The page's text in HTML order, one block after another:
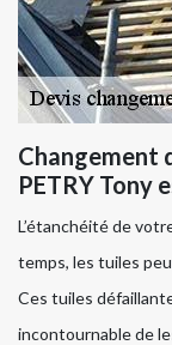
Changement
PETRY Tony
L’étanchéité de
temps, les tuiles
Ces tuiles
incontournable de